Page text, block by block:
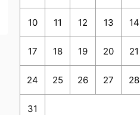
10 11 12 13 14
17 18 19 20 21
24 25 26 27 28
31